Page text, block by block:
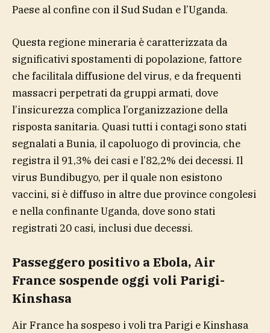
Paese al confine con il Sud Sudan e l’Uganda.
Questa regione mineraria è caratterizzata da
significativi spostamenti di popolazione, fattore
che facilitala diffusione del virus, e da frequenti
massacri perpetrati da gruppi armati, dove
l’insicurezza complica l’organizzazione della
risposta sanitaria. Quasi tutti i contagi sono stati
segnalati a Bunia, il capoluogo di provincia, che
registra il 91,3% dei casi e l’82,2% dei decessi. Il
virus Bundibugyo, per il quale non esistono
vaccini, si è diffuso in altre due province congolesi
e nella confinante Uganda, dove sono stati
registrati 20 casi, inclusi due decessi.
Passeggero positivo a Ebola, Air
France sospende oggi voli Parigi-
Kinshasa
Air France ha sospeso i voli tra Parigi e Kinshasa